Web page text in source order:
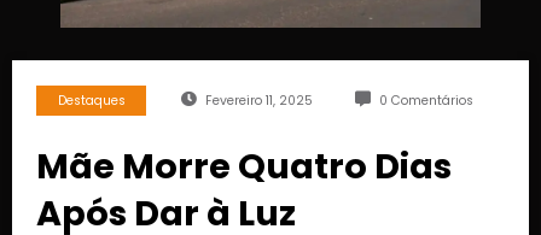
Destaques Fevereiro 11, 2025 0 Comentários
Mãe Morre Quatro Dias
Após Dar à Luz